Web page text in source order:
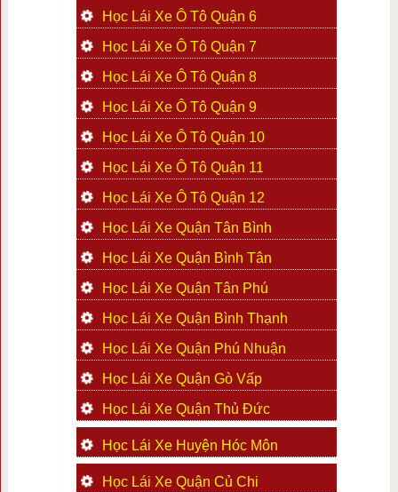
Học Lái Xe Ô Tô Quận 6
Học Lái Xe Ô Tô Quận 7
Học Lái Xe Ô Tô Quận 8
Học Lái Xe Ô Tô Quận 9
Học Lái Xe Ô Tô Quận 10
Học Lái Xe Ô Tô Quận 11
Học Lái Xe Ô Tô Quận 12
Học Lái Xe Quận Tân Bình
Học Lái Xe Quận Bình Tân
Học Lái Xe Quận Tân Phú
Học Lái Xe Quận Bình Thạnh
Học Lái Xe Quận Phú Nhuận
Học Lái Xe Quận Gò Vấp
Học Lái Xe Quận Thủ Đức
Học Lái Xe Huyện Hóc Môn
Học Lái Xe Quận Củ Chi